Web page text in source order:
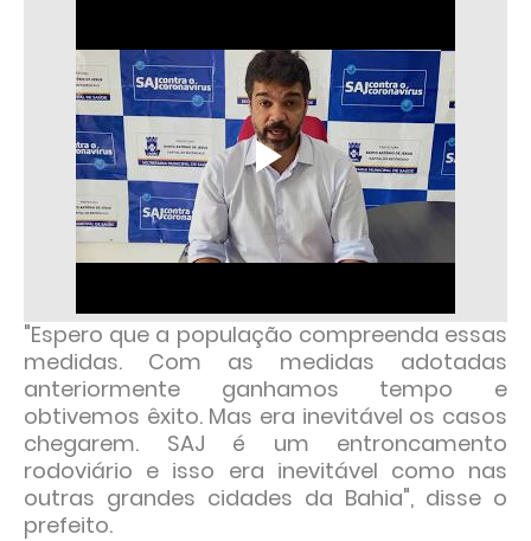
"Espero que a população compreenda essas
medidas. Com as medidas adotadas
anteriormente ganhamos tempo e
obtivemos êxito. Mas era inevitável os casos
chegarem. SAJ é um entroncamento
rodoviário e isso era inevitável como nas
outras grandes cidades da Bahia", disse o
prefeito.